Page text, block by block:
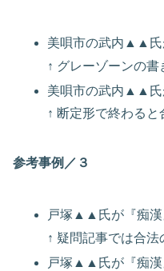
美唄市の武内▲▲氏
↑ グレーゾーンの書
美唄市の武内▲▲氏
↑ 断定形で終わる
参考事例／３
戸塚▲▲氏が『痴漢
↑ 疑問記事では合法
戸塚▲▲氏が『痴漢